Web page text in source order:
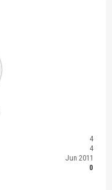
4
4
Jun 2011
0